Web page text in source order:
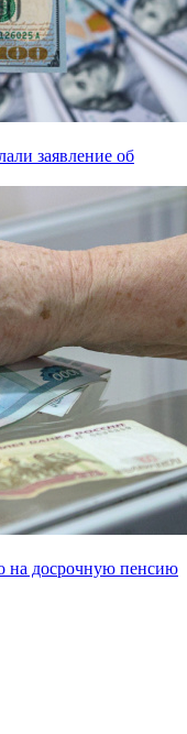
заявление об
на досрочную пенсию